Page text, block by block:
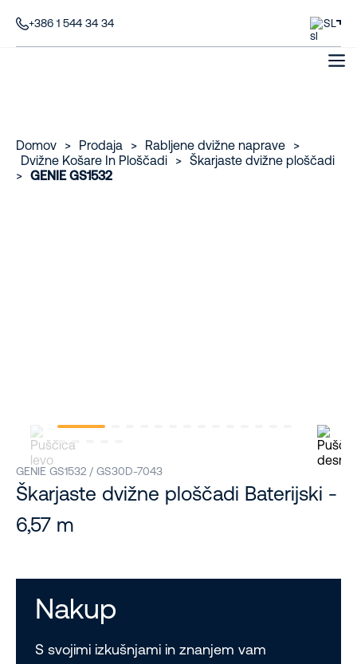
+386 1 544 34 34 SL
Domov > Prodaja > Rabljene dvižne naprave
>
Dvižne Košare In Ploščadi
> Škarjaste dvižne ploščadi
> GENIE GS1532
GENIE GS1532 / GS30D-7043
Škarjaste dvižne ploščadi Baterijski -
6,57 m
Nakup
S svojimi izkušnjami in znanjem vam